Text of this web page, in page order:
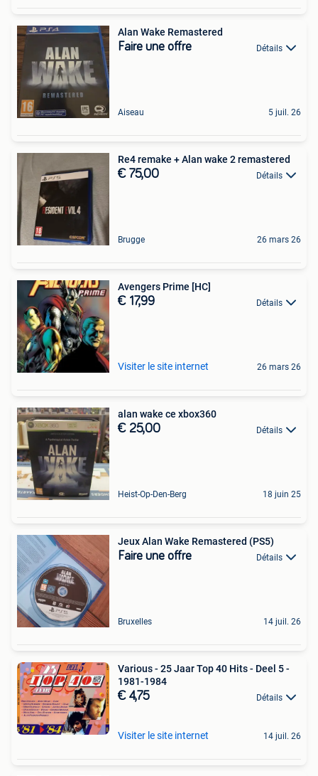
Alan Wake Remastered
Faire une offre Détails
Aiseau 5 juil. 26
Re4 remake + Alan wake 2 remastered
€ 75,00 Détails
Brugge 26 mars 26
Avengers Prime [HC]
€ 17,99 Détails
Visiter le site internet 26 mars 26
alan wake ce xbox360
€ 25,00 Détails
Heist-Op-Den-Berg 18 juin 25
Jeux Alan Wake Remastered (PS5)
Faire une offre Détails
Bruxelles 14 juil. 26
Various - 25 Jaar Top 40 Hits - Deel 5 -
1981-1984
€ 4,75 Détails
Visiter le site internet 14 juil. 26